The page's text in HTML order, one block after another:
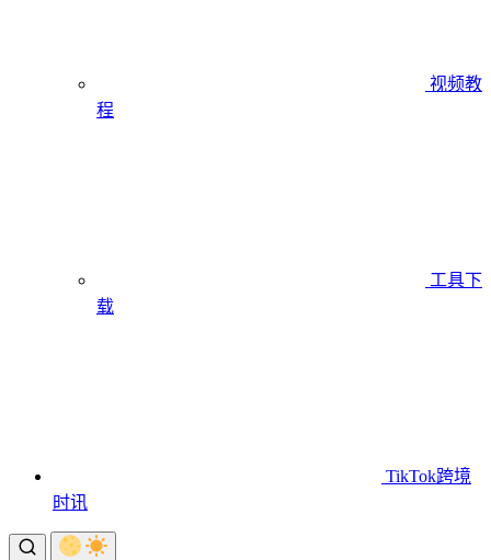
视频教
程
工具下
载
TikTok跨境
时讯